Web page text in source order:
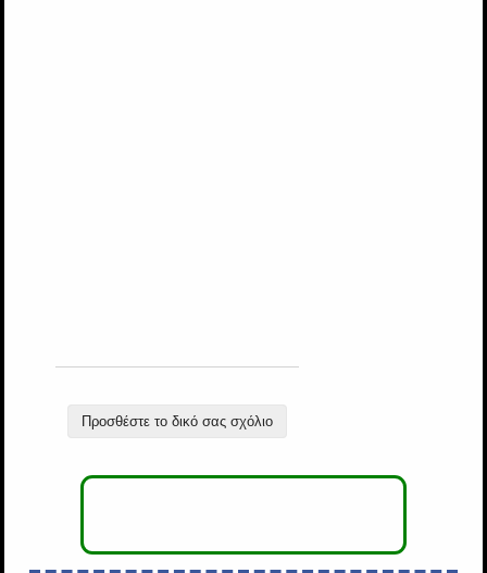
Προσθέστε το δικό σας σχόλιο